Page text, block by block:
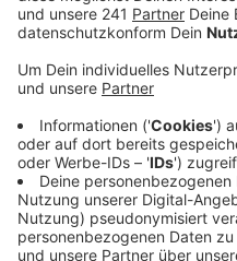
"Erdüberlastungstag".
Menschheit über ihre
für dieses Jahr alle
aufgebraucht.
Jahren warnen, werden
dem anderen wahr - in
Waldbränden zum Opfer
Meer 38 Grad warm", sagt
Professor an der Uni